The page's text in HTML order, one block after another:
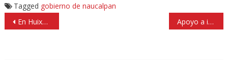
Tagged gobierno de naucalpan
Navegación
de
En Huixquilucan aguinaldo de servidores públicos libre de ISR Apoyo a inversión para empleo ofrece gobierno de Naucalpan a empresarios de ASECEM